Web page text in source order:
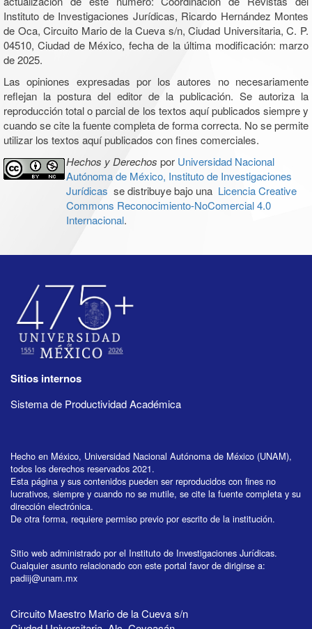
Instituto de Investigaciones Jurídicas, Ricardo Hernández Montes
de Oca, Circuito Mario de la Cueva s/n, Ciudad Universitaria, C. P.
04510, Ciudad de México, fecha de la última modificación: marzo
de 2025.
Las opiniones expresadas por los autores no necesariamente
reflejan la postura del editor de la publicación. Se autoriza la
reproducción total o parcial de los textos aquí publicados siempre y
cuando se cite la fuente completa de forma correcta. No se permite
utilizar los textos aquí publicados con fines comerciales.
Hechos y Derechos por Universidad Nacional
Autónoma de México, Instituto de Investigaciones
Jurídicas se distribuye bajo una Licencia Creative
Commons Reconocimiento-NoComercial 4.0
Internacional.
Sitios internos
Sistema de Productividad Académica
Hecho en México, Universidad Nacional Autónoma de México (UNAM),
todos los derechos reservados 2021.
Esta página y sus contenidos pueden ser reproducidos con fines no
lucrativos, siempre y cuando no se mutile, se cite la fuente completa y su
dirección electrónica.
De otra forma, requiere permiso previo por escrito de la institución.
Sitio web administrado por el Instituto de Investigaciones Jurídicas.
Cualquier asunto relacionado con este portal favor de dirigirse a:
padiij@unam.mx
Circuito Maestro Mario de la Cueva s/n